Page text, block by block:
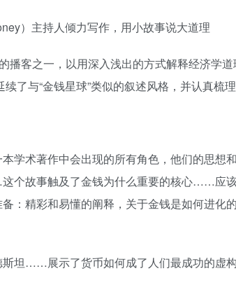
）主持人倾力写作，用小故事说大道理
播客之一，以用深入浅出的方式解释经济学
了与“金钱星球”类似的叙述风格，并认真梳
术著作中会出现的所有角色，他们的思想
个故事触及了金钱为什么重要的核心……应该
：精彩和易懂的阐释，关于金钱是如何进
斯坦……展示了货币如何成了人们最成功的